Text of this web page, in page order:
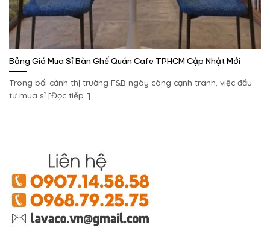
Bảng Giá Mua Sỉ Bàn Ghế Quán Cafe TPHCM Cập Nhật Mới
Trong bối cảnh thị trường F&B ngày càng cạnh tranh, việc đầu
tư mua sỉ [Đọc tiếp..]